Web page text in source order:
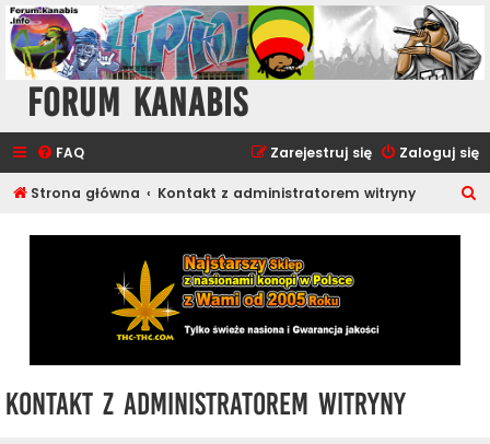
Forum Kanabis
FAQ Zaloguj się
Zarejestruj się
Strona główna Kontakt z administratorem witryny
Kontakt z administratorem witryny